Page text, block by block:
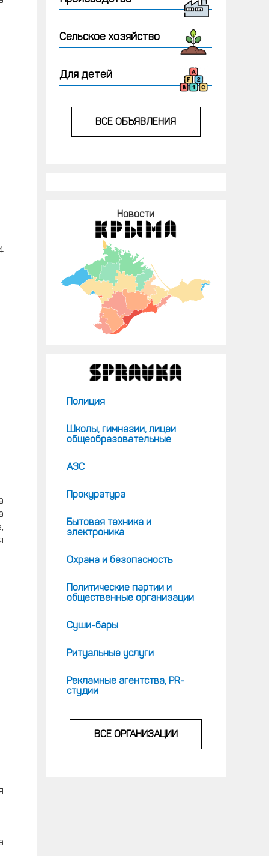
Сельское хозяйство
Для детей
ВСЕ ОБЪЯВЛЕНИЯ
Новости
Полиция
Школы, гимназии, лицеи
общеобразовательные
АЗС
Прокуратура
Бытовая техника и
электроника
Охрана и безопасность
Политические партии и
общественные организации
Суши-бары
Ритуальные услуги
Рекламные агентства, PR-
студии
ВСЕ ОРГАНИЗАЦИИ